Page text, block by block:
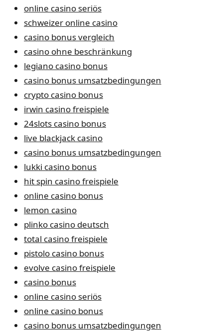
online casino seriös
schweizer online casino
casino bonus vergleich
casino ohne beschränkung
legiano casino bonus
casino bonus umsatzbedingungen
crypto casino bonus
irwin casino freispiele
24slots casino bonus
live blackjack casino
casino bonus umsatzbedingungen
lukki casino bonus
hit spin casino freispiele
online casino bonus
lemon casino
plinko casino deutsch
total casino freispiele
pistolo casino bonus
evolve casino freispiele
casino bonus
online casino seriös
online casino bonus
casino bonus umsatzbedingungen